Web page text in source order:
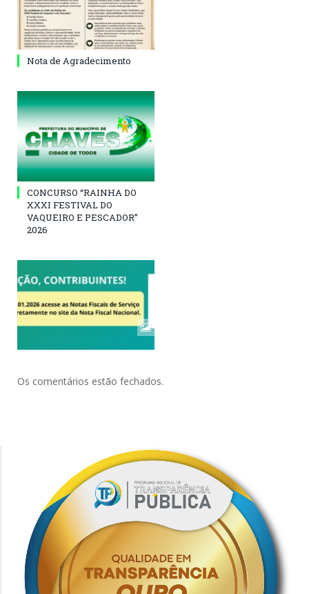
Nota de Agradecimento
CONCURSO “RAINHA DO
XXXI FESTIVAL DO
VAQUEIRO E PESCADOR”
2026
Os comentários estão fechados.